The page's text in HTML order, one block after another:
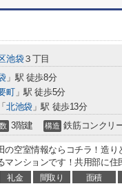
池袋３丁目
」駅 徒歩8分
町」駅 徒歩5分
「 北池袋」駅 徒歩13分
3階建 構造 鉄筋コンクリ
の空室情報ならコチラ！造
マンションです！共用部に
礼金 間取り 面積